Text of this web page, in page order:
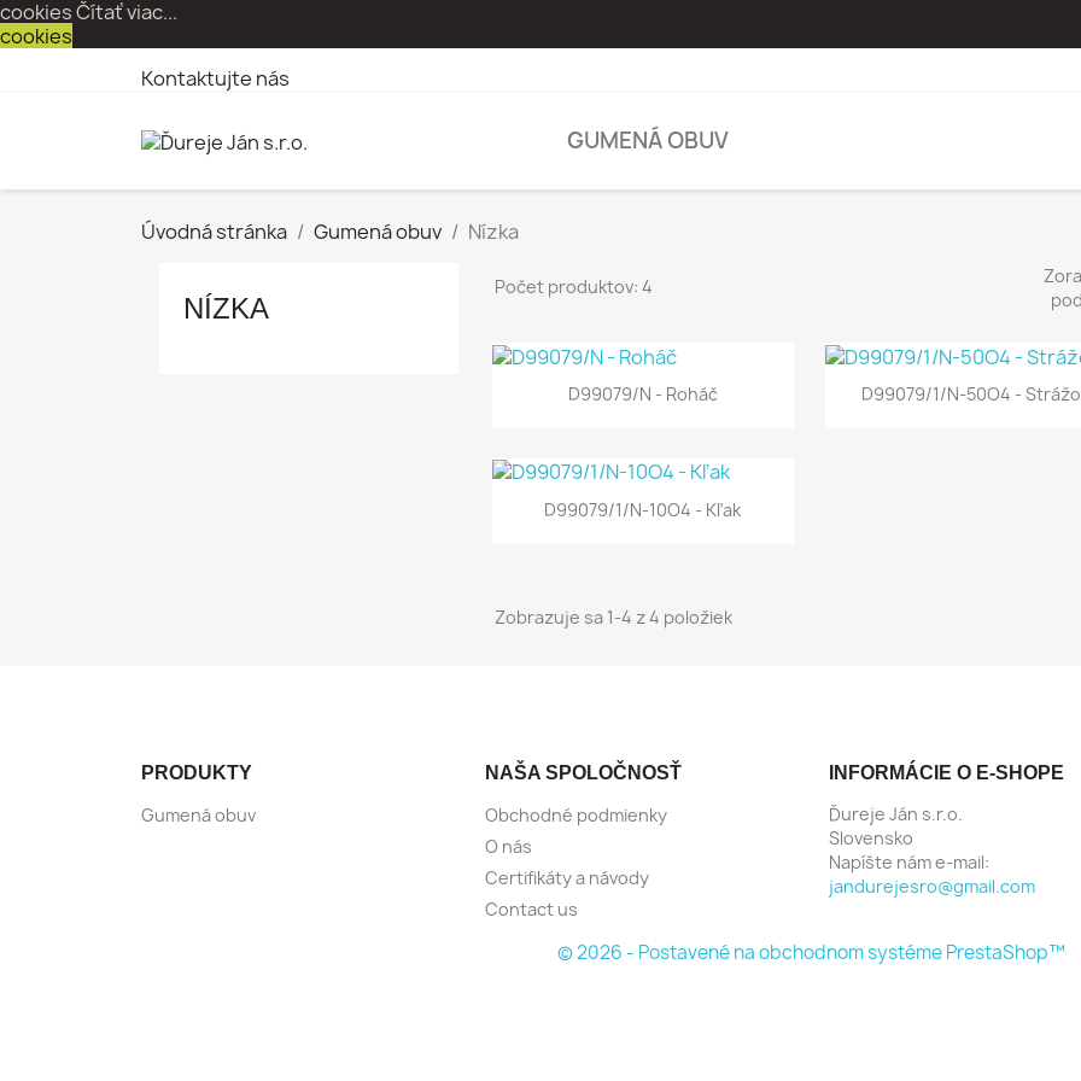
cookiesČítať viac...
cookies
Kontaktujte nás
GUMENÁ OBUV
Úvodná stránka Gumená obuv Nízka
NÍZKA
Počet produktov: 4
D99079/N - Roháč D99079/1/N-50O4 -
D99079/1/N-10O4 - Kľak
Rýchly náhľad
Zobrazuje sa 1-4 z 4 položiek
PRODUKTY
Gumená obuv
NAŠA SPOLOČNOSŤ
Obchodné podmienky
O nás
Certifikáty a návody
Contact us
INFORMÁCIE O E-SHOPE
Ďureje Ján s.r.o.
Slovensko
Napíšte nám e-mail:
jandurejesro@gmail.com
© 2026 - Postavené na obchodnom systéme PrestaShop™